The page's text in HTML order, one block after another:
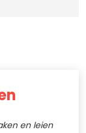
en leien